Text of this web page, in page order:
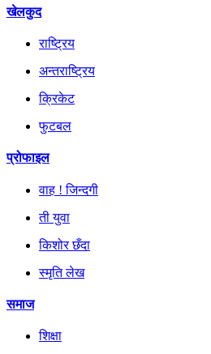
खेलकुद
राष्ट्रिय
अन्तराष्ट्रिय
क्रिकेट
फुटबल
प्रोफाइल
वाह ! जिन्दगी
ती युवा
किशोर छँदा
स्मृति लेख
समाज
शिक्षा